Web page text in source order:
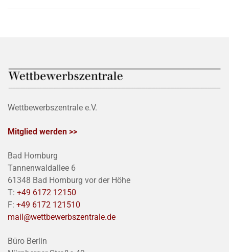
Wettbewerbszentrale e.V.
Mitglied werden >>
Bad Homburg
Tannenwaldallee 6
61348 Bad Homburg vor der Höhe
T: +49 6172 12150
F: +49 6172 121510
mail@wettbewerbszentrale.de
Büro Berlin